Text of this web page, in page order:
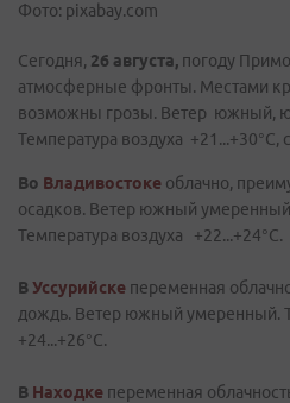
Фото: pixabay.com
Сегодня, 26 августа, погоду
атмосферные фронты. Местами
возможны грозы. Ветер южный,
Температура воздуха
Во Владивостоке облачно,
осадков. Ветер южный
Температура воздуха +22...+24°С.
ВУссурийске переменная
дождь. Ветер южный умеренный.
+24...+26°C.
В Находке переменная